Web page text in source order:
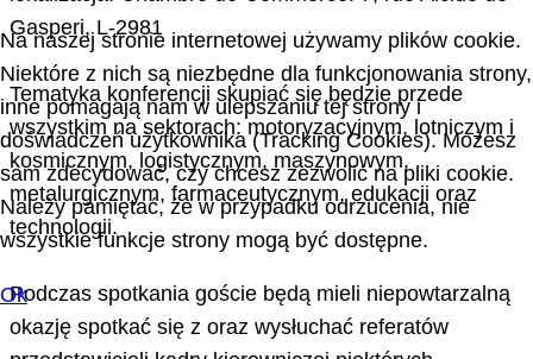
Gasperi, L-2981
Tematyka konferencji skupiać się będzie przede
wszystkim na sektorach: motoryzacyjnym, lotniczym i
kosmicznym, logistycznym, maszynowym,
metalurgicznym, farmaceutycznym, edukacji oraz
technologii.
Podczas spotkania goście będą mieli niepowtarzalną
okazję spotkać się z oraz wysłuchać referatów
Na naszej stronie internetowej używamy plików cookie.
Niektóre z nich są niezbędne dla funkcjonowania strony,
inne pomagają nam w ulepszaniu tej strony i
doświadczeń użytkownika (Tracking Cookies). Możesz
sam zdecydować, czy chcesz zezwolić na pliki cookie.
Należy pamiętać, że w przypadku odrzucenia, nie
wszystkie funkcje strony mogą być dostępne.
Ok